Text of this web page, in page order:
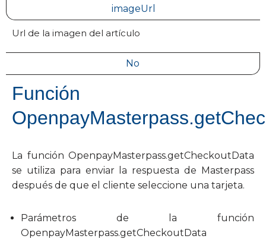
imageUrl
Url de la imagen del artículo
No
Función
La función OpenpayMasterpass.getCheckoutData
se utiliza para enviar la respuesta de Masterpass
después de que el cliente seleccione una tarjeta.
Parámetros de la función
OpenpayMasterpass.getCheckoutData